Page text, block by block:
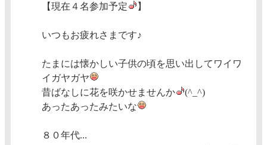
【現在４名参加予定 】
いつもお疲れさまです♪
たまには懐かしい子供の頃を思い出してワイワ
イガヤガヤ
昔ばなしに花を咲かせませんか
(^_^)
あったあったみたいな
８０年代...